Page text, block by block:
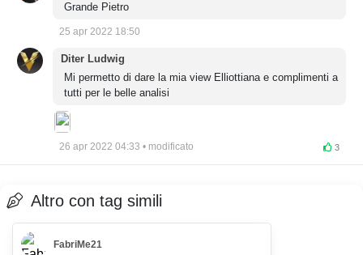
Grande Pietro
25 apr 2022 18:50
Diter Ludwig
Mi permetto di dare la mia view Elliottiana e complimenti a
tutti per le belle analisi
26 apr 2022 04:33 • modificato 3
Altro con tag simili
FabriMe21